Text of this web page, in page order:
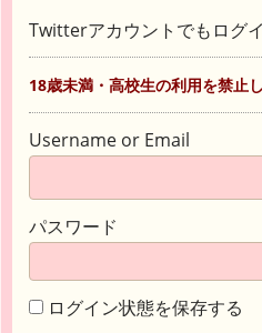
Twitterアカウントでもログ
18歳未満・高校生の利用を禁止し
Username or Email
パスワード
ログイン状態を保存する